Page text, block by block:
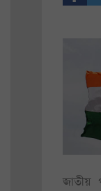
জাতীয়